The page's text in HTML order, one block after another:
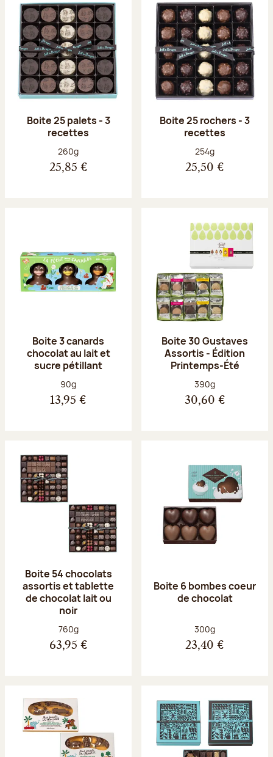
Boite 25 palets - 3
recettes
Poids net :
260g
25,85 €
Boite 25 rochers - 3
recettes
Poids net :
254g
25,50 €
Boite 3 canards
chocolat au lait et
sucre pétillant
Poids net :
90g
13,95 €
Boite 30 Gustaves
Assortis - Édition
Printemps-Été
Poids net :
390g
30,60 €
Boite 54 chocolats
assortis et tablette
de chocolat lait ou
noir
Poids net :
760g
63,95 €
Boite 6 bombes coeur
de chocolat
Poids net :
300g
23,40 €